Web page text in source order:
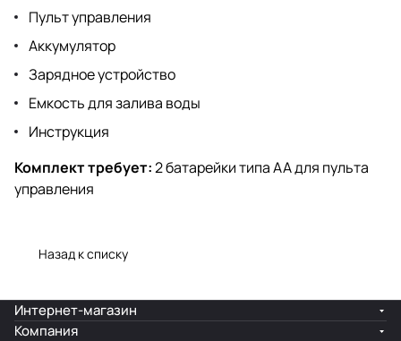
Пульт управления
Аккумулятор
Зарядное устройство
Емкость для залива воды
Инструкция
Комплект требует:2 батарейки типа АА для пульта
управления
Назад к списку
Интернет-магазин
Компания